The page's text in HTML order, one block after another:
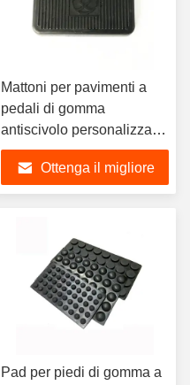
Mattoni per pavimenti a
pedali di gomma
antiscivolo personalizzati,
tappeti per pavimenti
universali, gomma
quadrata
Ottenga il migliore
Pad per piedi di gomma a